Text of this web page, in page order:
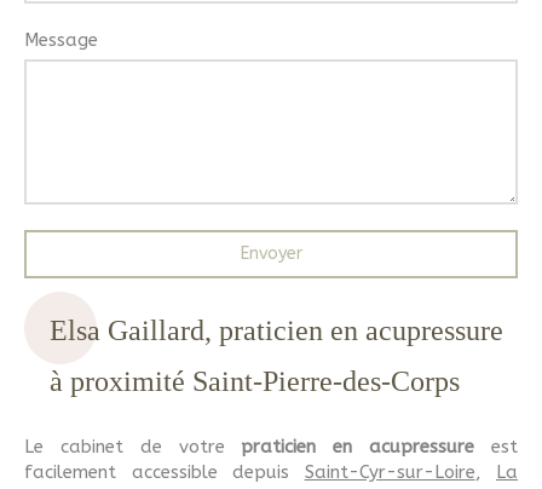
Message
Envoyer
Elsa Gaillard, praticien en acupressure
à proximité Saint-Pierre-des-Corps
Le cabinet de votre praticien en acupressure est
facilement accessible depuis Saint-Cyr-sur-Loire,
La